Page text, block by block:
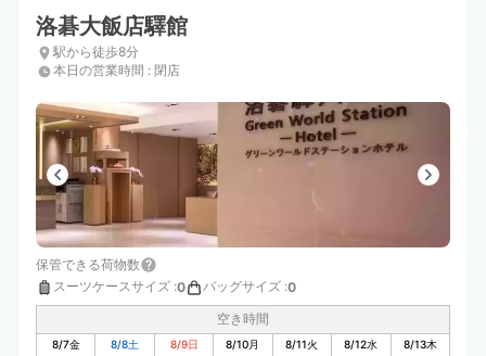
洛碁大飯店驛館
駅から徒歩8分
本日の営業時間 : 閉店
保管できる荷物数
スーツケースサイズ :0 バッグサイズ :0
空き時間
8/7金 8/8土 8/9日 8/10月 8/11火 8/12水 8/13木